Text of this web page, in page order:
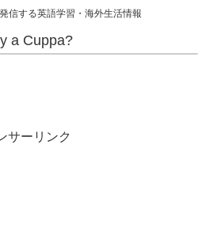
信する英語学習・海外生活情報
a Cuppa?
サーリンク